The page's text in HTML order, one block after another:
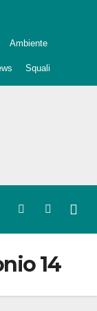
Ambiente
Squali
14